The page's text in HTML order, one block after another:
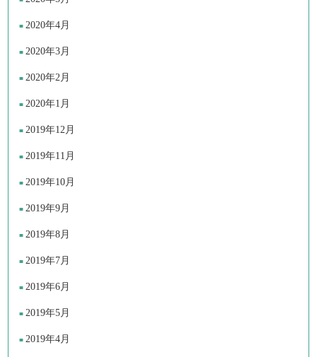
2020年4月
2020年3月
2020年2月
2020年1月
2019年12月
2019年11月
2019年10月
2019年9月
2019年8月
2019年7月
2019年6月
2019年5月
2019年4月